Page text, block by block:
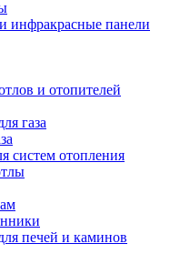
инфракрасные панели
и отопителей
газа
систем отопления
печей и каминов